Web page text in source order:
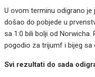
U ovom terminu odigrano
došao do pobjede u
sa 1:0 bili bolji od Norwicha.
pogodio za trijumf i bijeg sa
Svi rezultati do sada